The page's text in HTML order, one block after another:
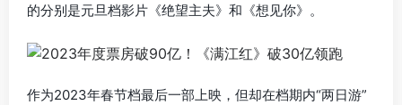
的分别是元旦档影片《绝望主夫》和《想见你》。
作为2023年春节档最后一部上映，但却在档期内“两日游”